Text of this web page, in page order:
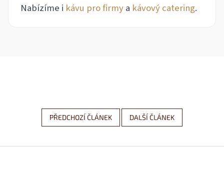
Nabízíme i kávu pro firmya kávový catering.
PŘEDCHOZÍ ČLÁNEK DALŠÍ ČLÁNEK